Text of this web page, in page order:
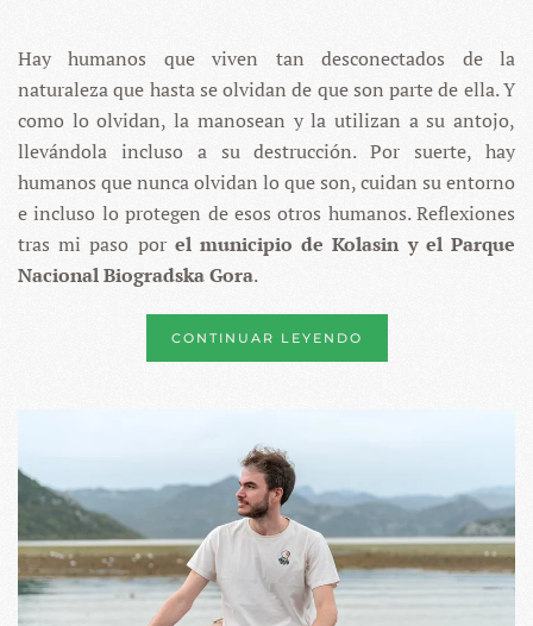
EL
NACIONAL
BIOGRADSKA
–
TOCAR
Hay humanos que viven tan desconectados de la
naturaleza que hasta se olvidan de que son parte de ella. Y
como lo olvidan, la manosean y la utilizan a su antojo,
llevándola incluso a su destrucción. Por suerte, hay
humanos que nunca olvidan lo que son, cuidan su entorno
e incluso lo protegen de esos otros humanos. Reflexiones
tras mi paso por el municipio de Kolasin y el Parque
Nacional Biogradska Gora.
CONTINUAR LEYENDO